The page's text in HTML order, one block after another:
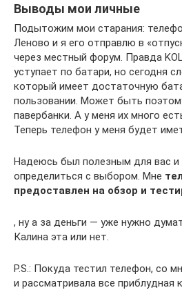
Выводы мои личные
Подытожим мои старания:
Леново и я его отправлю в
через местный форум. Правда
уступает по батари, но сегодня
который имеет достаточную
пользовании. Может быть
павербанки. А у меня их много
Теперь телефон у меня будет
Надеюсь был полезным для вас и
определиться с выбором. Мне
предоставлен на обзор и
, ну а за деньги — уже нужно
Калина эта или нет.
P.S.: Покуда тестил телефон, со
и рассматривала все приблудная